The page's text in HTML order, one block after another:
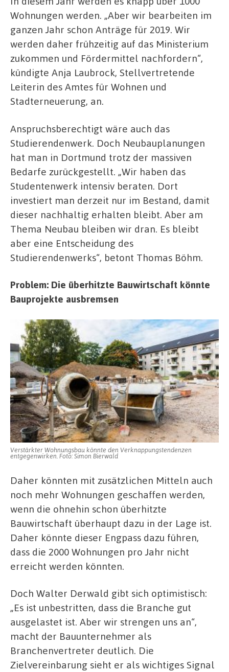
Wohnungen werden. „Aber wir bearbeiten im
ganzen Jahr schon Anträge für 2019. Wir
werden daher frühzeitig auf das Ministerium
zukommen und Fördermittel nachfordern“,
kündigte Anja Laubrock, Stellvertretende
Leiterin des Amtes für Wohnen und
Stadterneuerung, an.
Anspruchsberechtigt wäre auch das
Studierendenwerk. Doch Neubauplanungen
hat man in Dortmund trotz der massiven
Bedarfe zurückgestellt. „Wir haben das
Studentenwerk intensiv beraten. Dort
investiert man derzeit nur im Bestand, damit
dieser nachhaltig erhalten bleibt. Aber am
Thema Neubau bleiben wir dran. Es bleibt
aber eine Entscheidung des
Studierendenwerks“, betont Thomas Böhm.
Problem: Die überhitzte Bauwirtschaft könnte
Bauprojekte ausbremsen
Verstärkter Wohnungsbau könnte den Verknappungstendenzen
entgegenwirken. Foto: Simon Bierwald
Daher könnten mit zusätzlichen Mitteln auch
noch mehr Wohnungen geschaffen werden,
wenn die ohnehin schon überhitzte
Bauwirtschaft überhaupt dazu in der Lage ist.
Daher könnte dieser Engpass dazu führen,
dass die 2000 Wohnungen pro Jahr nicht
erreicht werden könnten.
Doch Walter Derwald gibt sich optimistisch:
„Es ist unbestritten, dass die Branche gut
ausgelastet ist. Aber wir strengen uns an“,
macht der Bauunternehmer als
Branchenvertreter deutlich. Die
Zielvereinbarung sieht er als wichtiges Signal